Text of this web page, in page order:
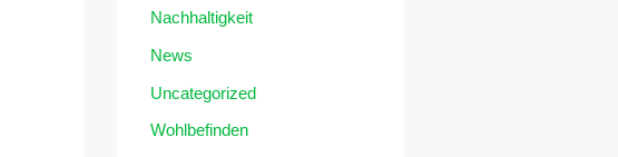
Nachhaltigkeit
News
Uncategorized
Wohlbefinden